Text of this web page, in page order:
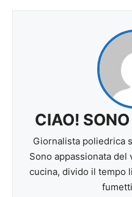
CIAO!
Giornalista poliedrica
Sono appassionata
cucina, divido il tempo